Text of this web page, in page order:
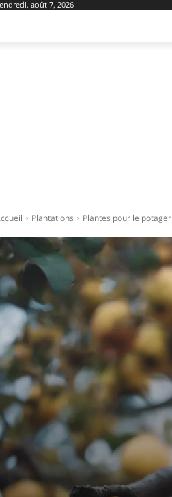
août 7, 2026
Plantations Plantes pour le potager